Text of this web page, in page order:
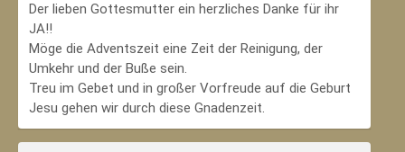
Der lieben Gottesmutter ein herzliches Danke für ihr
JA!!
Möge die Adventszeit eine Zeit der Reinigung, der
Umkehr und der Buße sein.
Treu im Gebet und in großer Vorfreude auf die Geburt
Jesu gehen wir durch diese Gnadenzeit.